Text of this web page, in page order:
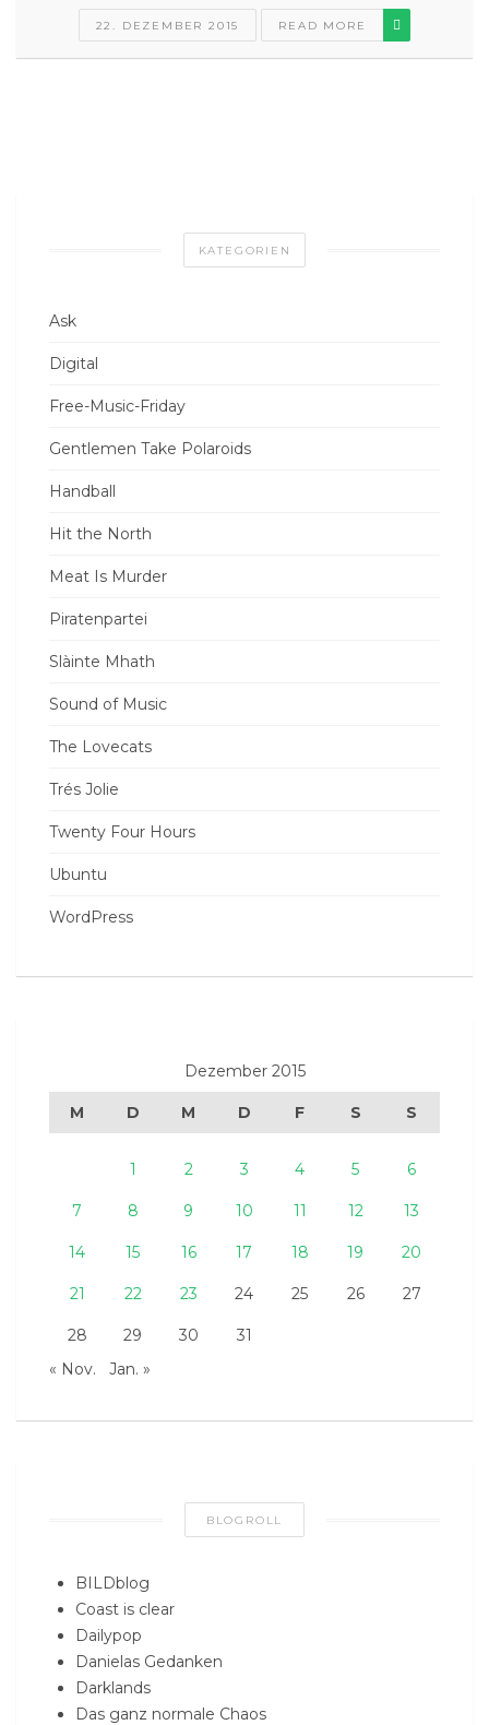
22. DEZEMBER 2015 READ MORE
KATEGORIEN
Ask
Digital
Free-Music-Friday
Gentlemen Take Polaroids
Handball
Hit the North
Meat Is Murder
Piratenpartei
Slàinte Mhath
Sound of Music
The Lovecats
Trés Jolie
Twenty Four Hours
Ubuntu
WordPress
Dezember 2015
M D M D F S S
1 2 3 4 5 6
7 8 9 10 11 12 13
14 15 16 17 18 19 20
21 22 23 24 25 26 27
28 29 30
31
« Nov.
Jan. »
BLOGROLL
BILDblog
Coast is clear
Dailypop
Danielas Gedanken
Darklands
Das ganz normale Chaos